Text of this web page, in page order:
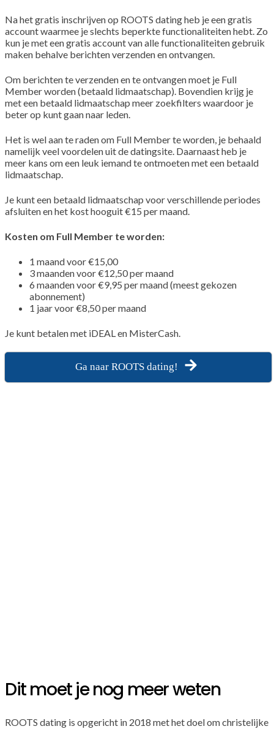
Na het gratis inschrijven op ROOTS dating heb je een gratis
account waarmee je slechts beperkte functionaliteiten hebt. Zo
kun je met een gratis account van alle functionaliteiten gebruik
maken behalve berichten verzenden en ontvangen.
Om berichten te verzenden en te ontvangen moet je Full
Member worden (betaald lidmaatschap). Bovendien krijg je
met een betaald lidmaatschap meer zoekfilters waardoor je
beter op kunt gaan naar leden.
Het is wel aan te raden om Full Member te worden, je behaald
namelijk veel voordelen uit de datingsite. Daarnaast heb je
meer kans om een leuk iemand te ontmoeten met een betaald
lidmaatschap.
Je kunt een betaald lidmaatschap voor verschillende periodes
afsluiten en het kost hooguit €15 per maand.
Kosten om Full Member te worden:
1 maand voor €15,00
3 maanden voor €12,50 per maand
6 maanden voor €9,95 per maand (meest gekozen
abonnement)
1 jaar voor €8,50 per maand
Je kunt betalen met iDEAL en MisterCash.
Ga naar ROOTS dating!
Dit moet je nog meer weten
ROOTS dating is opgericht in 2018 met het doel om christelijke